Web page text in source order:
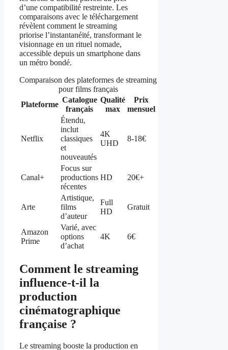
d’une compatibilité restreinte. Les
comparaisons avec le téléchargement
révèlent comment le streaming
priorise l’instantanéité, transformant le
visionnage en un rituel nomade,
accessible depuis un smartphone dans
un métro bondé.
Comparaison des plateformes de streaming
pour films français
Plateforme
Catalogue
français
Qualité
max
Prix
mensuel
Netflix
Étendu,
inclut
classiques
et
nouveautés
4K
UHD
8-18€
Canal+
Focus sur
productions
récentes
HD 20€+
Arte
Artistique,
films
d’auteur
Full
HD
Gratuit
Amazon
Prime
Varié, avec
options
d’achat
4K 6€
Comment le streaming
influence-t-il la
production
cinématographique
française ?
Le streaming booste la production en